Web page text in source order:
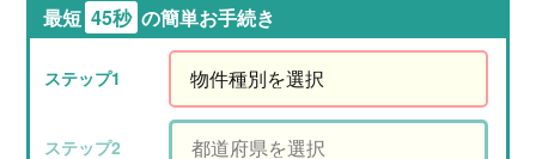
最短 45秒 の簡単お手続き